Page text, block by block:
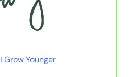
I Grow Younger